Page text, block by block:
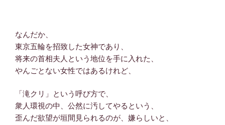
なんだか、
東京五輪を招致した女神であり、
将来の首相夫人という地位を手に入れた、
やんごとない女性ではあるけれど、
「滝クリ」という呼び方で、
衆人環視の中、公然に汚してやるという、
歪んだ欲望が垣間見られるのが、嫌らしいと、